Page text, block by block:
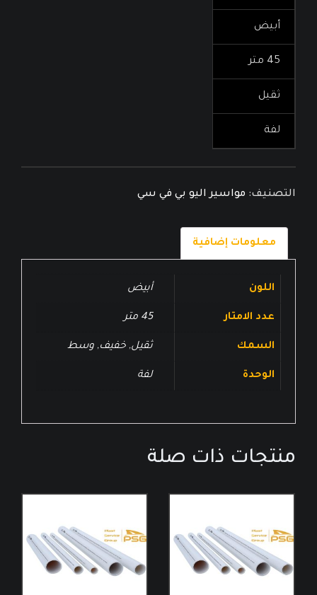
أبيض
45 متر
ثقيل
لفة
التصنيف: مواسير اليو بي في سي
معلومات إضافية
اللون أبيض
عدد الامتار 45 متر
السمك ثقيل, خفيف, وسط
الوحدة لفة
منتجات ذات صلة